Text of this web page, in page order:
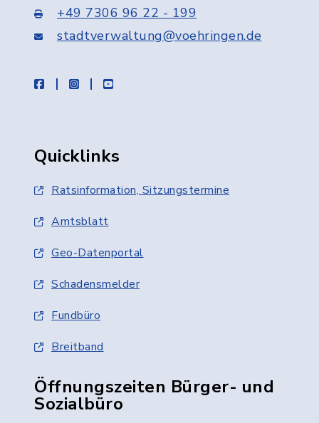
+49 7306 96 22 - 199
stadtverwaltung@voehringen.de
facebookinstagramyoutube
Quicklinks
Ratsinformation, Sitzungstermine
Amtsblatt
Geo-Datenportal
Schadensmelder
Fundbüro
Breitband
Öffnungszeiten Bürger- und
Sozialbüro